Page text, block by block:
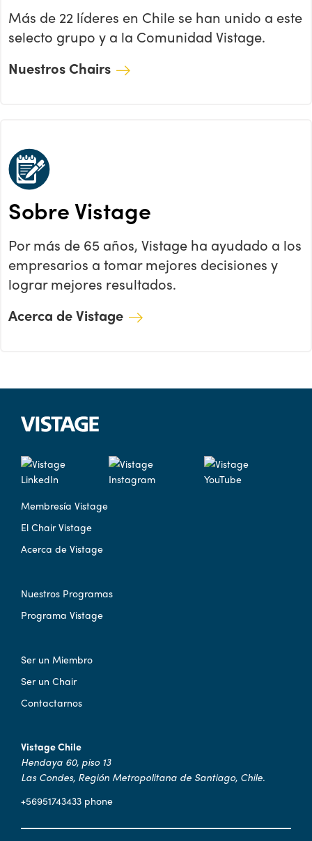
Más de 22 líderes en Chile se han unido a este
selecto grupo y a la Comunidad Vistage.
Nuestros Chairs
Sobre Vistage
Por más de 65 años, Vistage ha ayudado a los
empresarios a tomar mejores decisiones y
lograr mejores resultados.
Acerca de Vistage
Membresía Vistage
El Chair Vistage
Acerca de Vistage
Nuestros Programas
Programa Vistage
Ser un Miembro
Ser un Chair
Contactarnos
Vistage Chile
Hendaya 60, piso 13
Las Condes, Región Metropolitana de Santiago, Chile.
+56951743433 phone